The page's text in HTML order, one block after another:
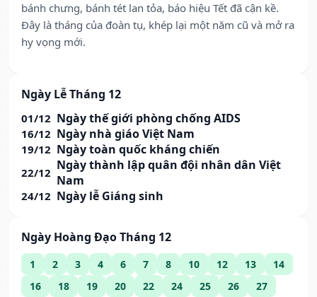
bánh chưng, bánh tét lan tỏa, báo hiệu Tết đã cận kề.
Đây là tháng của đoàn tụ, khép lại một năm cũ và mở ra
hy vọng mới.
Ngày Lễ Tháng 12
01/12 Ngày thế giới phòng chống AIDS
16/12 Ngày nhà giáo Việt Nam
19/12 Ngày toàn quốc kháng chiến
22/12 Ngày thành lập quân đội nhân dân Việt
Nam
24/12 Ngày lễ Giáng sinh
Ngày Hoàng Đạo Tháng 12
1 2 3 4 6 7 8 10 12 13
14
16
18 19 20 22 24 25 26
27